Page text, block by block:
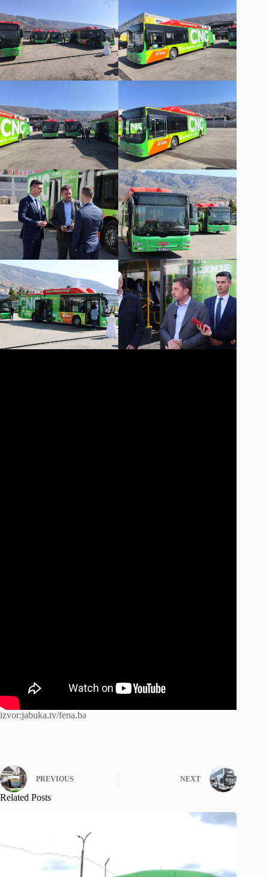
izvor:jabuka.tv/fena.ba
PREVIOUS NEXT
Related Posts